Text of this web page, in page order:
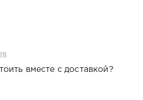
вместе с доставкой?